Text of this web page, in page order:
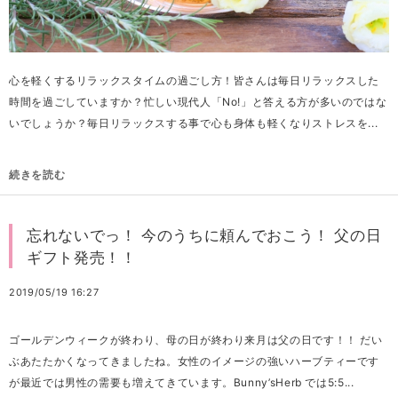
心を軽くするリラックスタイムの過ごし方！皆さんは毎日リラックスした
時間を過ごしていますか？忙しい現代人「No!」と答える方が多いのではな
いでしょうか？毎日リラックスする事で心も身体も軽くなりストレスを...
続きを読む
忘れないでっ！ 今のうちに頼んでおこう！ 父の日
ギフト発売！！
2019/05/19 16:27
ゴールデンウィークが終わり、母の日が終わり来月は父の日です！！ だい
ぶあたたかくなってきましたね。女性のイメージの強いハーブティーです
が最近では男性の需要も増えてきています。Bunny’sHerb では5:5...